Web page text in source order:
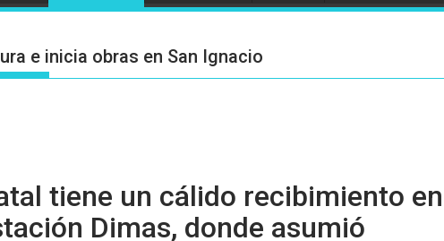
e inicia obras en San Ignacio
tiene un cálido recibimiento en
Dimas, donde asumió